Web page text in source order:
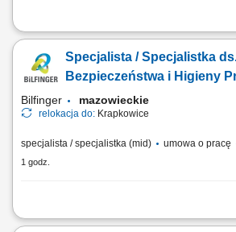
Podstawowe informacje: Lokalizacja:
Długoterminowe zatrudnienie; Opis stanowiska
maszyn wykorzystywanych w procesie produkcji
Specjalista / Specjalistka
Bezpieczeństwa i Higieny
Bilfinger mazowieckie
relokacja do: Krapkowice
specjalista / specjalistka (mid) umowa o pracę
1 godz.
Opis stanowiska Kompleksowa obsługa